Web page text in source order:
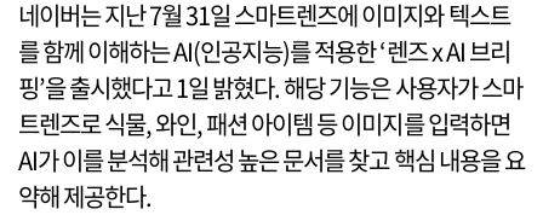
네이버는 지난 7월 31일 스마트렌즈에 이미지와 텍스트
를 함께 이해하는 AI(인공지능)를 적용한 ‘렌즈 x AI 브리
핑’을 출시했다고 1일 밝혔다. 해당 기능은 사용자가 스마
트렌즈로 식물, 와인, 패션 아이템 등 이미지를 입력하면
AI가 이를 분석해 관련성 높은 문서를 찾고 핵심 내용을 요
약해 제공한다.